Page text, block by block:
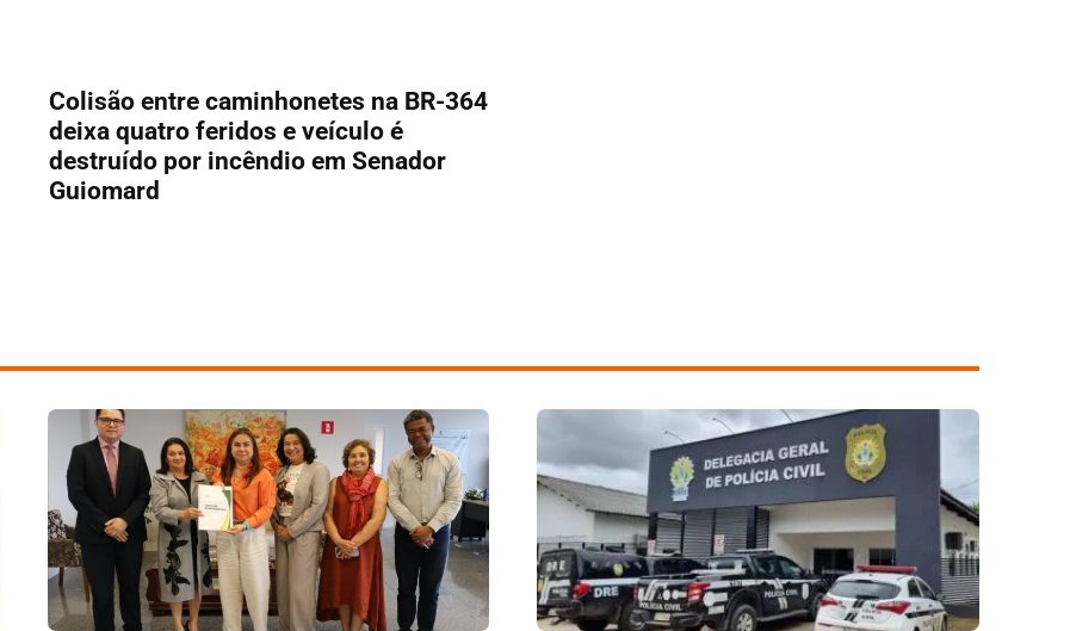
Colisão entre caminhonetes na BR-364
deixa quatro feridos e veículo é
destruído por incêndio em Senador
Guiomard